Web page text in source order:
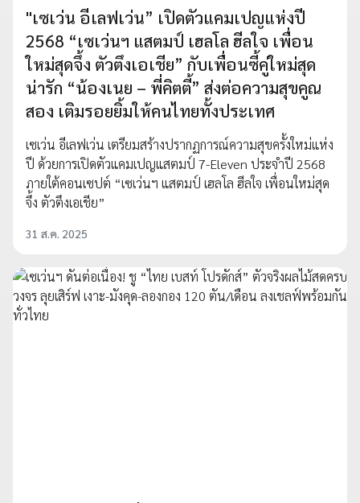
"เซเว่น อีเลฟเว่น” เปิดตัวแคมเปญแห่งปี
2568 “เซเว่นฯ แสตมป์ เฮลโล ฮีลใจ เพื่อน
ใหม่สุดจึ้ง ตัวตึงเอเชีย” กับเพื่อนซี้คู่ใหม่สุด
น่ารัก “น้องเนย – พี่คิตตี้” ส่งต่อความสุขคูณ
สอง เติมรอยยิ้มให้คนไทยทั้งประเทศ
เซเว่น อีเลฟเว่น เตรียมสร้างปรากฏการณ์ความสุขครั้งใหม่แห่ง
ปี ด้วยการเปิดตัวแคมเปญแสตมป์ 7-Eleven ประจำปี 2568
ภายใต้คอนเซปต์ “เซเว่นฯ แสตมป์ เฮลโล ฮีลใจ เพื่อนใหม่สุด
จึ้ง ตัวตึงเอเชีย”
31 ส.ค. 2025